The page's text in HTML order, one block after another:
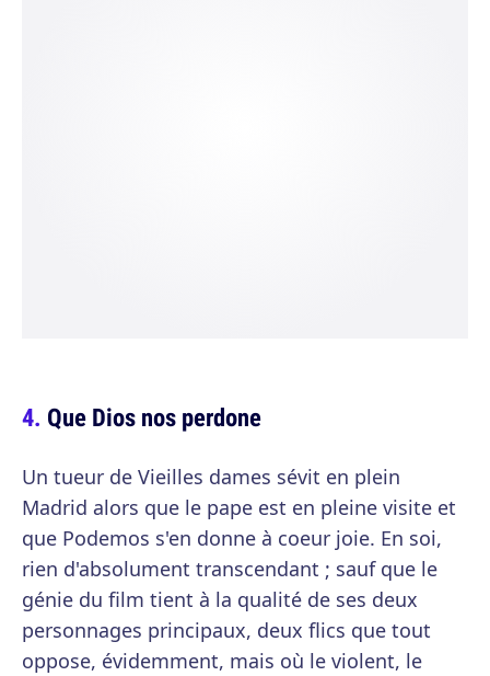
Que Dios nos perdone
Un tueur de Vieilles dames sévit en plein
Madrid alors que le pape est en pleine visite et
que Podemos s'en donne à coeur joie. En soi,
rien d'absolument transcendant ; sauf que le
génie du film tient à la qualité de ses deux
personnages principaux, deux flics que tout
oppose, évidemment, mais où le violent, le